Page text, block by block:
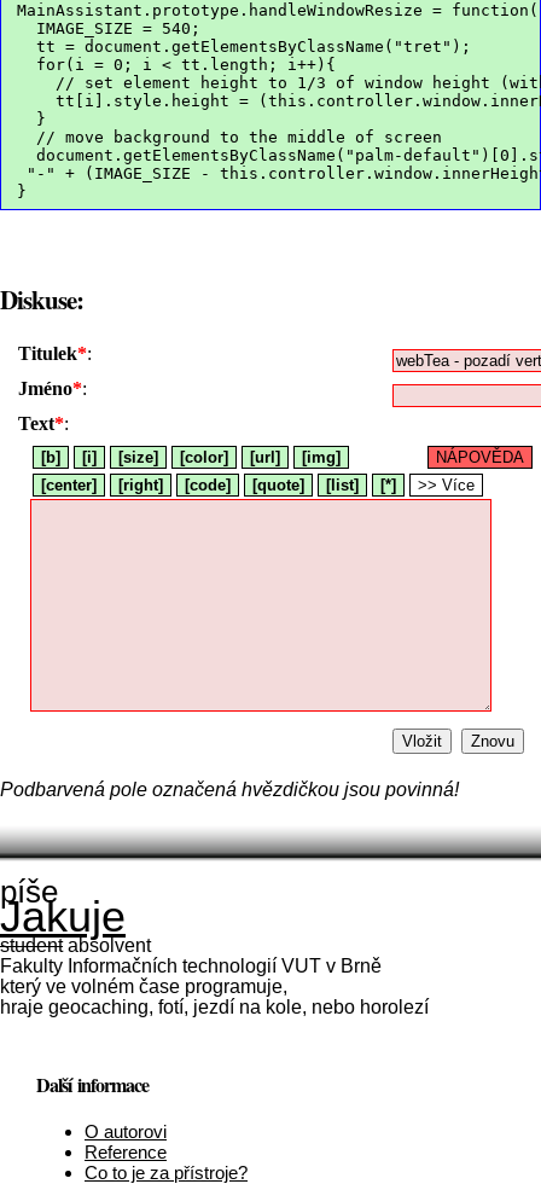
MainAssistant.prototype.handleWindowResize =
  IMAGE_SIZE = 540;
  tt = document.getElementsByClassName("tret");
  for(i = 0; i < tt.length; i++){
// set element height to 1/3 of window height
tt[i].style.height =
  }
  // move background to the middle of screen
document.getElementsByClassName("palm-
"-" + (IMAGE_SIZE -
}
Diskuse:
Titulek*:
Jméno*:
Text*:
NÁPOVĚDA
[b] [i] [size] [color] [url]
[img]
[center]
[right] [code] [quote] [list] [*] >> Více
Vložit Znovu
Podbarvená pole označená hvězdičkou jsou povinná!
píše
Jakuje
studentabsolvent
Fakulty Informačních technologií VUT v Brně
který ve volném čase programuje,
hraje geocaching, fotí, jezdí na kole, nebo horolezí
Další informace
O autorovi
Reference
Co to je za přístroje?